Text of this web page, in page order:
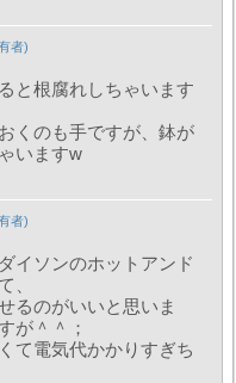
と根腐れしちゃいます
くのも手ですが、鉢が
いますw
イソンのホットアンド
、
るのがいいと思いま
が＾＾；
て電気代かかりすぎち